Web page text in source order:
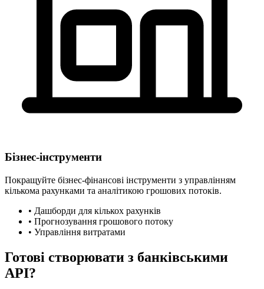
Бізнес-інструменти
Покращуйте бізнес-фінансові інструменти з управлінням
кількома рахунками та аналітикою грошових потоків.
• Дашборди для кількох рахунків
• Прогнозування грошового потоку
• Управління витратами
Готові створювати з банківськими
API?